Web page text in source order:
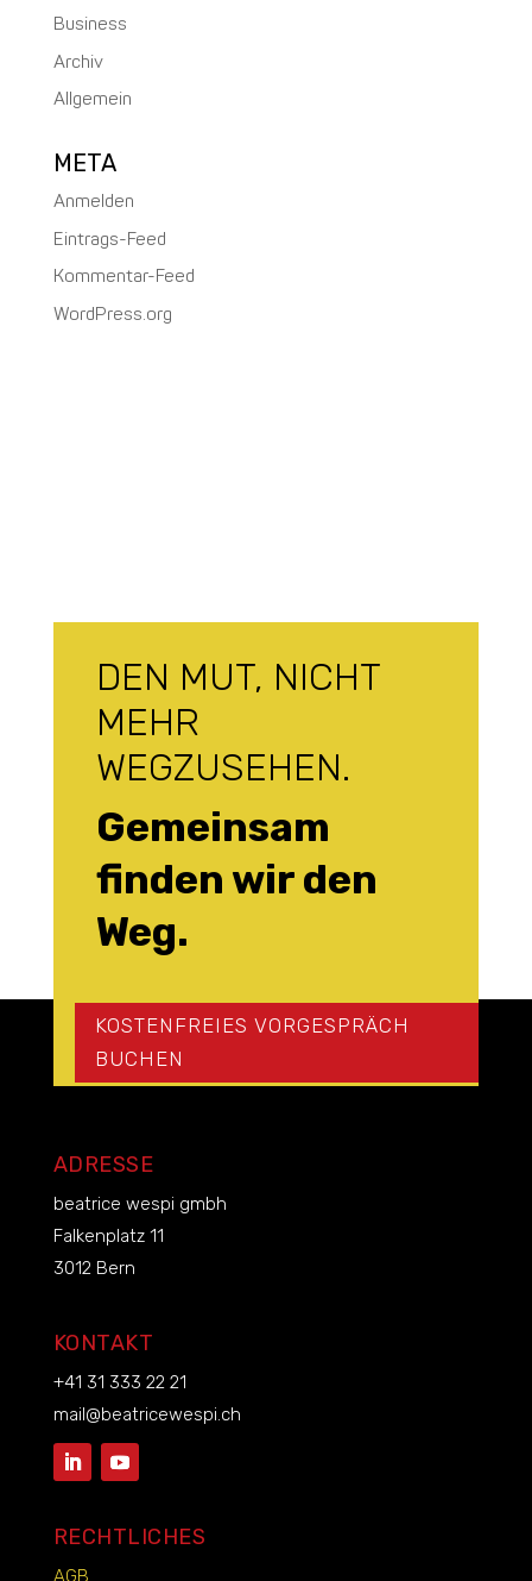
Business
Archiv
Allgemein
META
Anmelden
Eintrags-Feed
Kommentar-Feed
WordPress.org
DEN MUT, NICHT
MEHR
WEGZUSEHEN.
Gemeinsam
finden wir den
Weg.
KOSTENFREIES VORGESPRÄCH
BUCHEN
ADRESSE
beatrice wespi gmbh
Falkenplatz 11
3012 Bern
KONTAKT
+41 31 333 22 21
mail@beatricewespi.ch
RECHTLICHES
AGB